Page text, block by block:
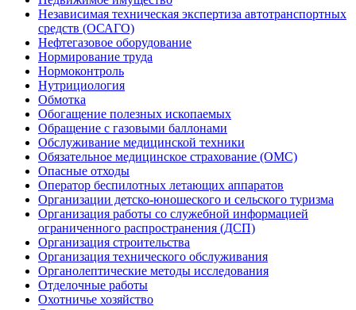
Независимая техническая экспертиза автотранспортных
средств (ОСАГО)
Нефтегазовое оборудование
Нормирование труда
Нормоконтроль
Нутрициология
Обмотка
Обогащение полезных ископаемых
Обращение с газовыми баллонами
Обслуживание медицинской техники
Обязательное медицинское страхование (ОМС)
Опасные отходы
Оператор беспилотных летающих аппаратов
Организации детско-юношеского и сельского туризма
Организация работы со служебной информацией
ограниченного распространения (ДСП)
Организация строительства
Организация технического обслуживания
Органолептические методы исследования
Отделочные работы
Охотничье хозяйство